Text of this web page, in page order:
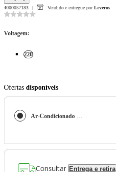
4000057183 Vendido e entregue por Leveros
Voltagem:
220
Ofertas disponíveis
Ar-Condicionado Multi Split Inverter LG 21.000 (3x Evap HW 9.000) Quente/Frio 220V
Consultar Entrega e retira